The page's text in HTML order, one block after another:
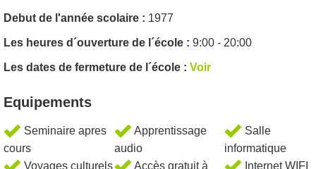
Debut de l'année scolaire : 1977
Les heures d´ouverture de l´école : 9:00 - 20:00
Les dates de fermeture de l´école : Voir
Equipements
Seminaire apres
cours
Apprentissage
audio
Salle
informatique
Voyages culturels
Accès gratuit à Internet WIFI